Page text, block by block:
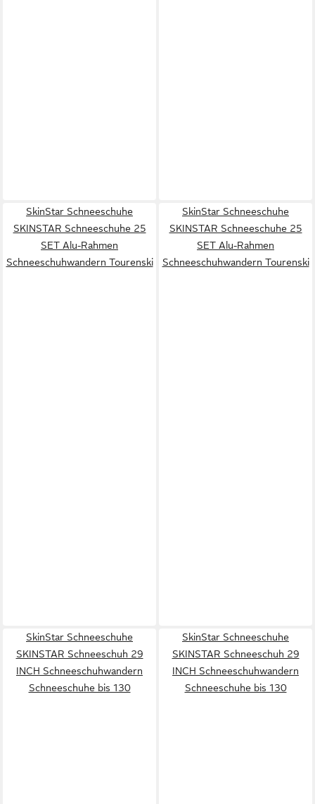
SkinStar Schneeschuhe
SKINSTAR Schneeschuhe 25
SET Alu-Rahmen
Schneeschuhwandern Tourenski
SkinStar Schneeschuhe
SKINSTAR Schneeschuhe 25
SET Alu-Rahmen
Schneeschuhwandern Tourenski
SkinStar Schneeschuhe
SKINSTAR Schneeschuh 29
INCH Schneeschuhwandern
Schneeschuhe bis 130
SkinStar Schneeschuhe
SKINSTAR Schneeschuh 29
INCH Schneeschuhwandern
Schneeschuhe bis 130